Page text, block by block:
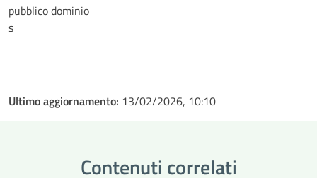
pubblico dominio
s
Ultimo aggiornamento: 13/02/2026, 10:10
Contenuti correlati